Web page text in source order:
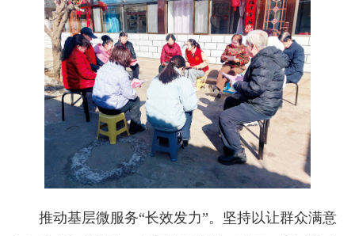
推动基层微服务“长效发力”。坚持以让群众满意